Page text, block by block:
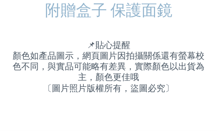
附贈盒子 保護面鏡
📌貼心提醒
顏色如產品圖示，網頁圖片因拍攝關係還有螢幕校
色不同，與實品可能略有差異，實際顏色以出貨為
主，顏色更佳哦
〔圖片照片版權所有，盜圖必究〕